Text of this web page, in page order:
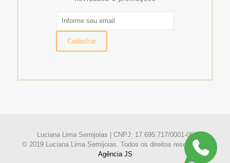
Luciana Lima Semijoias | CNPJ: 17.695.717/0001-06
© 2019 Luciana Lima Semijoias. Todos os direitos reservados.
Agência JS